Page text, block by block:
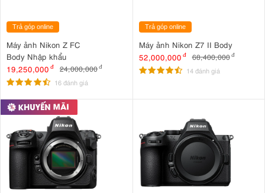
Trả góp online
Máy ảnh Nikon Z FC
Body Nhập khẩu
19,250,000 đ 24,000,000đ
16 đánh giá
Trả góp online
Máy ảnh Nikon Z7 II Body
52,000,000 đ 68,400,000 đ
14 đánh giá